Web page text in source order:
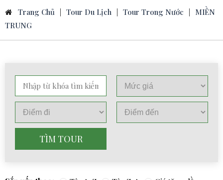
Trang Chủ Tour Du Lịch Tour Trong Nước
MIỀN
TRUNG
TÌM TOUR